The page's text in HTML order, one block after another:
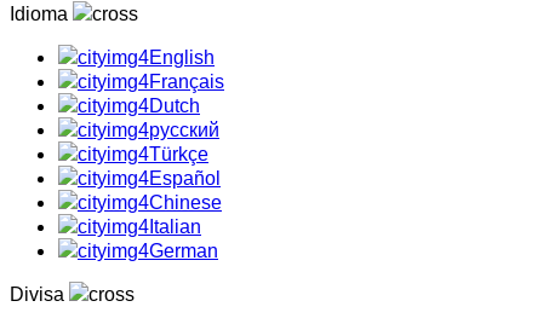
Idioma
English
Français
Dutch
русский
Türkçe
Español
Chinese
Italian
German
Divisa